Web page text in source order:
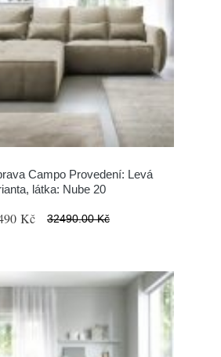
Campo Provedení: Levá
látka: Nube 20
Kč 32490.00 Kč